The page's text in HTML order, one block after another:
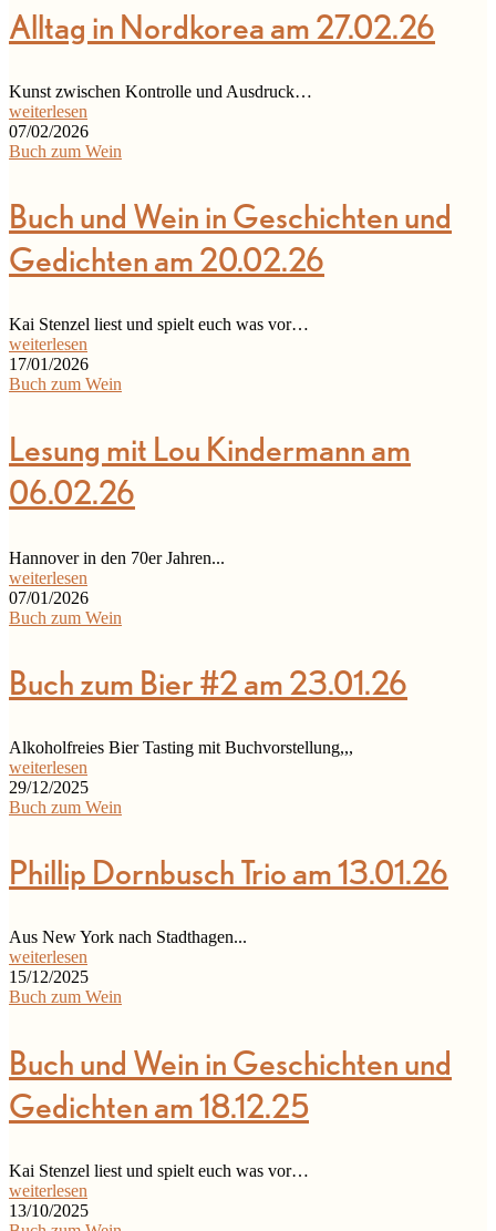
Alltag in Nordkorea am 27.02.26
Kunst zwischen Kontrolle und Ausdruck…
weiterlesen
07/02/2026
Buch zum Wein
Buch und Wein in Geschichten und
Gedichten am 20.02.26
Kai Stenzel liest und spielt euch was vor…
weiterlesen
17/01/2026
Buch zum Wein
Lesung mit Lou Kindermann am
06.02.26
Hannover in den 70er Jahren...
weiterlesen
07/01/2026
Buch zum Wein
Buch zum Bier #2 am 23.01.26
Alkoholfreies Bier Tasting mit Buchvorstellung,,,
weiterlesen
29/12/2025
Buch zum Wein
Phillip Dornbusch Trio am 13.01.26
Aus New York nach Stadthagen...
weiterlesen
15/12/2025
Buch zum Wein
Buch und Wein in Geschichten und
Gedichten am 18.12.25
Kai Stenzel liest und spielt euch was vor…
weiterlesen
13/10/2025